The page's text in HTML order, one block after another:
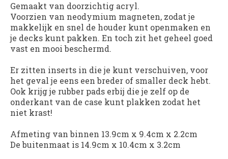
Gemaakt van doorzichtig acryl.
Voorzien van neodymium magneten, zodat je
makkelijk en snel de houder kunt openmaken en
je decks kunt pakken. En toch zit het geheel goed
vast en mooi beschermd.
Er zitten inserts in die je kunt verschuiven, voor
het geval je eens een breder of smaller deck hebt.
Ook krijg je rubber pads erbij die je zelf op de
onderkant van de case kunt plakken zodat het
niet krast!
Afmeting van binnen 13.9cm x 9.4cm x 2.2cm
De buitenmaat is 14.9cm x 10.4cm x 3.2cm